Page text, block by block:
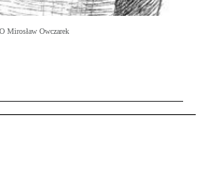
Mirosław Owczarek